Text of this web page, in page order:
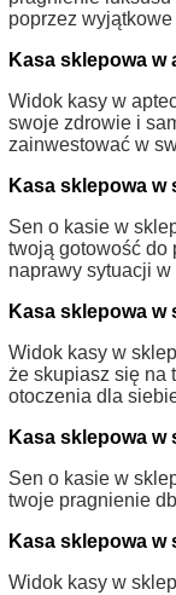
poprzez wyjątkowe
Kasa sklepowa w
Widok kasy w
swoje zdrowie i
zainwestować w
Kasa sklepowa w
Sen o kasie w
twoją gotowość do
naprawy sytuacji
Kasa sklepowa w
Widok kasy w
że skupiasz się na
otoczenia dla
Kasa sklepowa w
Sen o kasie w
twoje pragnienie
Kasa sklepowa w
Widok kasy w